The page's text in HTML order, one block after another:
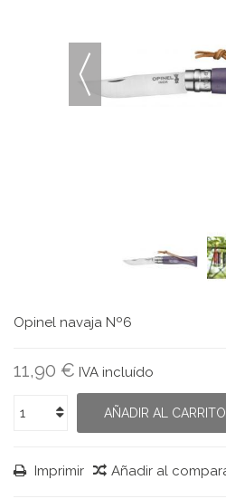
Opinel navaja Nº6
11,90 € IVA incluído
AÑADIR AL CARRITO
Imprimir Añadir al